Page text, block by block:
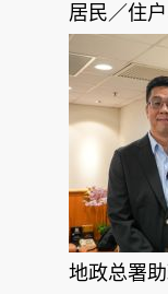
居民／住
地政总署